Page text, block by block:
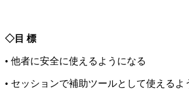
◇目 標
• 他者に安全に使えるようになる
• セッションで補助ツールとして使えるよ